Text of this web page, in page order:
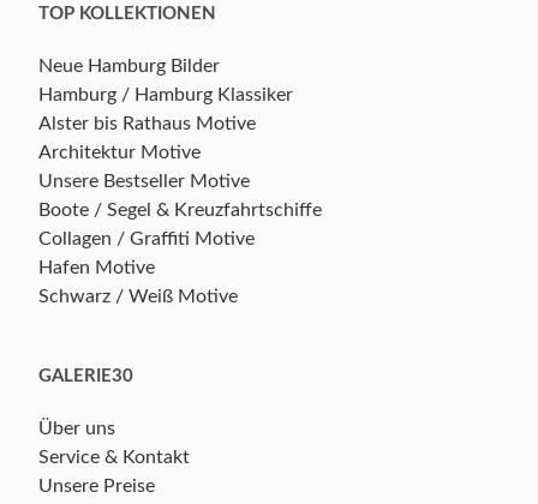
TOP KOLLEKTIONEN
Neue Hamburg Bilder
Hamburg / Hamburg Klassiker
Alster bis Rathaus Motive
Architektur Motive
Unsere Bestseller Motive
Boote / Segel & Kreuzfahrtschiffe
Collagen / Graffiti Motive
Hafen Motive
Schwarz / Weiß Motive
GALERIE30
Über uns
Service & Kontakt
Unsere Preise